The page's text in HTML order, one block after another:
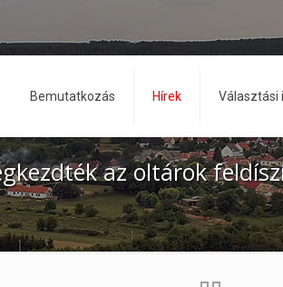
Bemutatkozás Hírek Választási
az oltárok